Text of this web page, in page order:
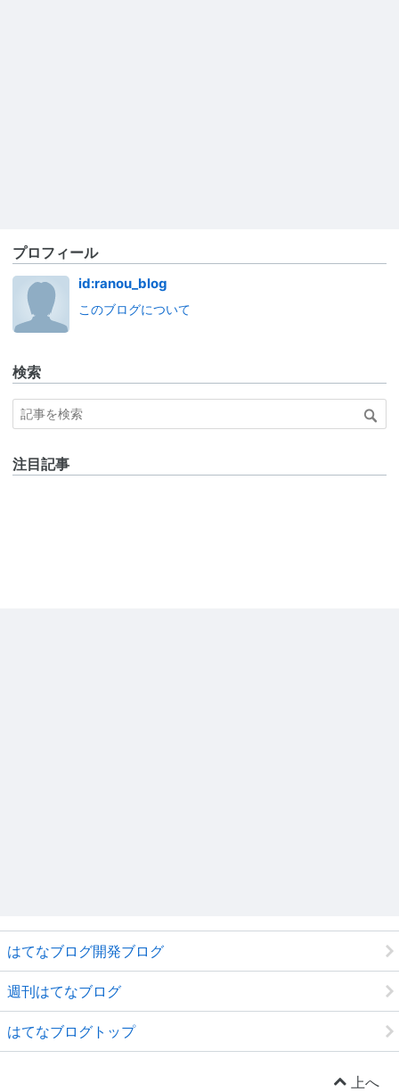
プロフィール
id:ranou_blog
このブログについて
検索
注目記事
はてなブログ開発ブログ
週刊はてなブログ
はてなブログトップ
上へ